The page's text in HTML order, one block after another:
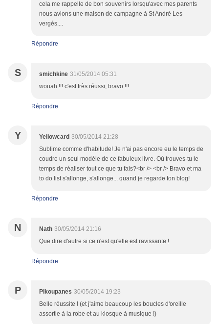
cela me rappelle de bon souvenirs lorsqu'avec mes parents
nous avions une maison de campagne à St André Les
vergés....
Répondre
S smichkine 31/05/2014 05:31
wouah !!! c'est très réussi, bravo !!!
Répondre
Y Yellowcard 30/05/2014 21:28
Sublime comme d'habitude! Je n'ai pas encore eu le temps de
coudre un seul modèle de ce fabuleux livre. Où trouves-tu le
temps de réaliser tout ce que tu fais?<br /> <br /> Bravo et ma
to do list s'allonge, s'allonge... quand je regarde ton blog!
Répondre
N Nath 30/05/2014 21:16
Que dire d'autre si ce n'est qu'elle est ravissante !
Répondre
P Pikoupanes 30/05/2014 19:23
Belle réussite ! (et j'aime beaucoup les boucles d'oreille
assortie à la robe et au kiosque à musique !)